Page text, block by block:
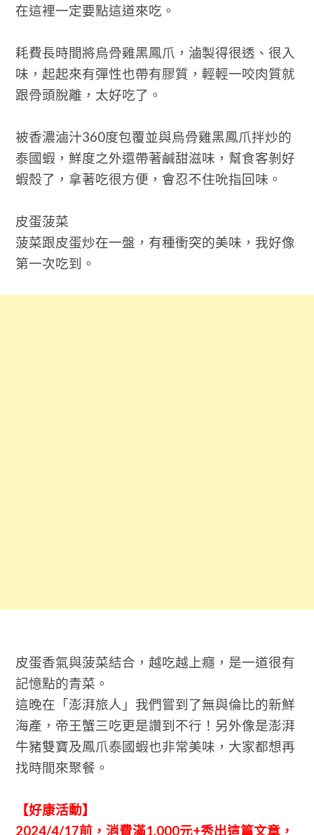
在這裡一定要點這道來吃。
耗費長時間將烏骨雞黑鳳爪，滷製得很透、很入
味，起起來有彈性也帶有膠質，輕輕一咬肉質就
跟骨頭脫離，太好吃了。
被香濃滷汁360度包覆並與烏骨雞黑鳳爪拌炒的
泰國蝦，鮮度之外還帶著鹹甜滋味，幫食客剝好
蝦殼了，拿著吃很方便，會忍不住吮指回味。
皮蛋菠菜
菠菜跟皮蛋炒在一盤，有種衝突的美味，我好像
第一次吃到。
皮蛋香氣與菠菜結合，越吃越上癮，是一道很有
記憶點的青菜。
這晚在「澎湃旅人」我們嘗到了無與倫比的新鮮
海產，帝王蟹三吃更是讚到不行！另外像是澎湃
牛豬雙寶及鳳爪泰國蝦也非常美味，大家都想再
找時間來聚餐。
【好康活動】
2024/4/17前，消費滿1,000元+秀出這篇文章，